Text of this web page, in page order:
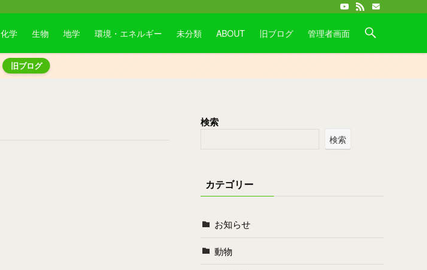
化学 生物 地学 環境・エネルギー 未分類 ABOUT 旧ブログ 管理者画面
旧ブログ
検索
検索
カテゴリー
お知らせ
動物